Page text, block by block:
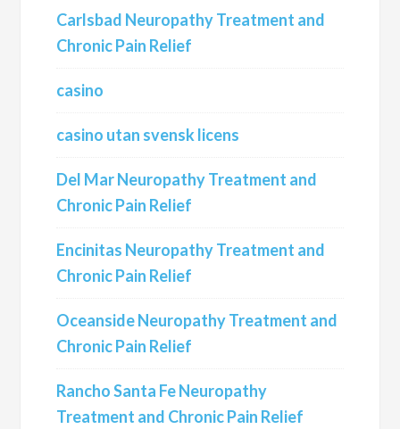
Carlsbad Neuropathy Treatment and
Chronic Pain Relief
casino
casino utan svensk licens
Del Mar Neuropathy Treatment and
Chronic Pain Relief
Encinitas Neuropathy Treatment and
Chronic Pain Relief
Oceanside Neuropathy Treatment and
Chronic Pain Relief
Rancho Santa Fe Neuropathy
Treatment and Chronic Pain Relief